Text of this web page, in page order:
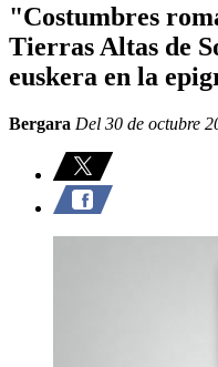
"Costumbres
Tierras Altas de
euskera en la
Bergara Del 30 de octubre